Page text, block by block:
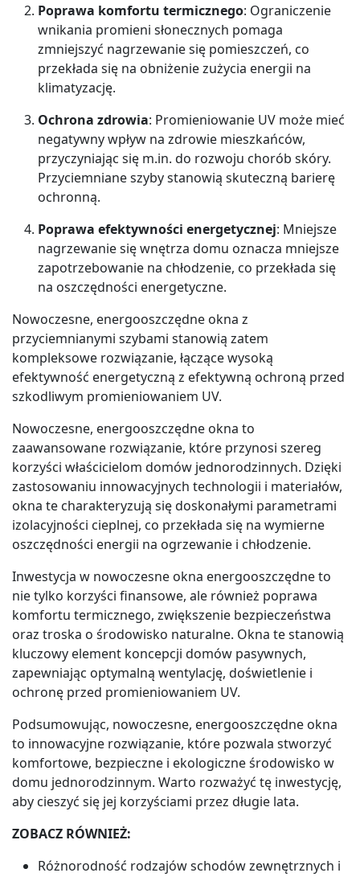
Poprawa komfortu termicznego: Ograniczenie
wnikania promieni słonecznych pomaga
zmniejszyć nagrzewanie się pomieszczeń, co
przekłada się na obniżenie zużycia energii na
klimatyzację.
Ochrona zdrowia: Promieniowanie UV może mieć
negatywny wpływ na zdrowie mieszkańców,
przyczyniając się m.in. do rozwoju chorób skóry.
Przyciemniane szyby stanowią skuteczną barierę
ochronną.
Poprawa efektywności energetycznej: Mniejsze
nagrzewanie się wnętrza domu oznacza mniejsze
zapotrzebowanie na chłodzenie, co przekłada się
na oszczędności energetyczne.
Nowoczesne, energooszczędne okna z
przyciemnianymi szybami stanowią zatem
kompleksowe rozwiązanie, łączące wysoką
efektywność energetyczną z efektywną ochroną przed
szkodliwym promieniowaniem UV.
Nowoczesne, energooszczędne okna to
zaawansowane rozwiązanie, które przynosi szereg
korzyści właścicielom domów jednorodzinnych. Dzięki
zastosowaniu innowacyjnych technologii i materiałów,
okna te charakteryzują się doskonałymi parametrami
izolacyjności cieplnej, co przekłada się na wymierne
oszczędności energii na ogrzewanie i chłodzenie.
Inwestycja w nowoczesne okna energooszczędne to
nie tylko korzyści finansowe, ale również poprawa
komfortu termicznego, zwiększenie bezpieczeństwa
oraz troska o środowisko naturalne. Okna te stanowią
kluczowy element koncepcji domów pasywnych,
zapewniając optymalną wentylację, doświetlenie i
ochronę przed promieniowaniem UV.
Podsumowując, nowoczesne, energooszczędne okna
to innowacyjne rozwiązanie, które pozwala stworzyć
komfortowe, bezpieczne i ekologiczne środowisko w
domu jednorodzinnym. Warto rozważyć tę inwestycję,
aby cieszyć się jej korzyściami przez długie lata.
ZOBACZ RÓWNIEŻ:
Różnorodność rodzajów schodów zewnętrznych i